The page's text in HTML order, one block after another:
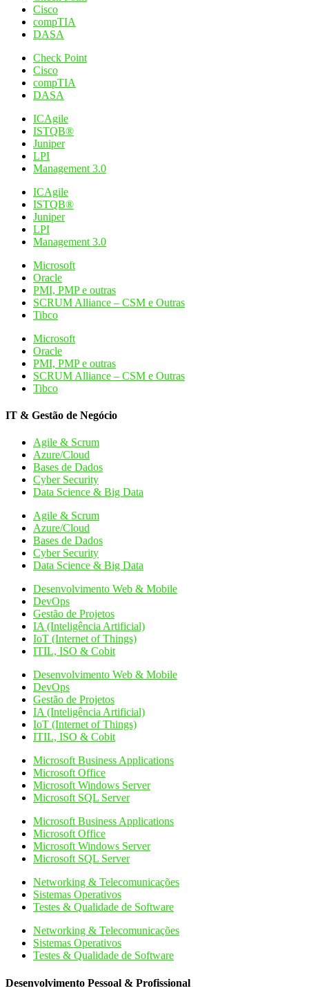
Cisco
compTIA
DASA
Check Point
Cisco
compTIA
DASA
ICAgile
ISTQB®
Juniper
LPI
Management 3.0
ICAgile
ISTQB®
Juniper
LPI
Management 3.0
Microsoft
Oracle
PMI, PMP e outras
SCRUM Alliance – CSM e Outras
Tibco
Microsoft
Oracle
PMI, PMP e outras
SCRUM Alliance – CSM e Outras
Tibco
IT & Gestão de Negócio
Agile & Scrum
Azure/Cloud
Bases de Dados
Cyber Security
Data Science & Big Data
Agile & Scrum
Azure/Cloud
Bases de Dados
Cyber Security
Data Science & Big Data
Desenvolvimento Web & Mobile
DevOps
Gestão de Projetos
IA (Inteligência Artificial)
IoT (Internet of Things)
ITIL, ISO & Cobit
Desenvolvimento Web & Mobile
DevOps
Gestão de Projetos
IA (Inteligência Artificial)
IoT (Internet of Things)
ITIL, ISO & Cobit
Microsoft Business Applications
Microsoft Office
Microsoft Windows Server
Microsoft SQL Server
Microsoft Business Applications
Microsoft Office
Microsoft Windows Server
Microsoft SQL Server
Networking & Telecomunicações
Sistemas Operativos
Testes & Qualidade de Software
Networking & Telecomunicações
Sistemas Operativos
Testes & Qualidade de Software
Desenvolvimento Pessoal & Profissional